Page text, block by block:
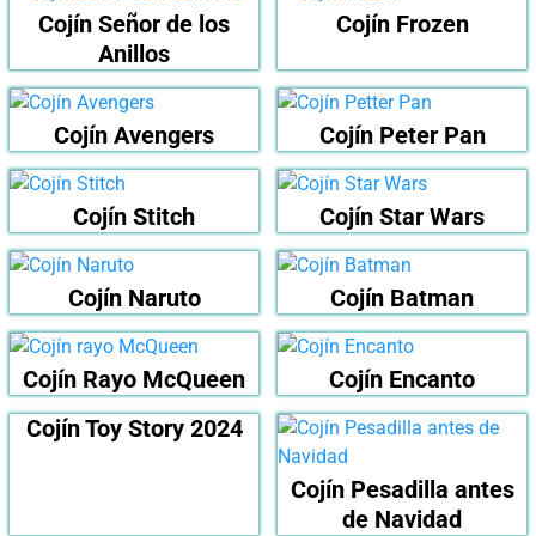
Cojín Señor de los
Anillos
Cojín Frozen
Cojín Avengers Cojín Peter Pan
Cojín Stitch Cojín Star Wars
Cojín Naruto Cojín Batman
Cojín Rayo McQueen
Cojín Encanto
Cojín Toy Story 2024
Cojín Pesadilla antes
de Navidad